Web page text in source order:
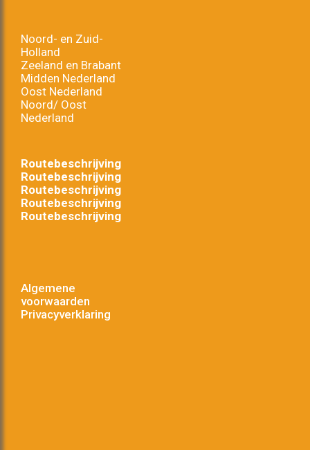
Noord- en Zuid-
Holland
Zeeland en Brabant
Midden Nederland
Oost Nederland
Noord/ Oost
Nederland
Routebeschrijving
Routebeschrijving
Routebeschrijving
Routebeschrijving
Routebeschrijving
Algemene
voorwaarden
Privacyverklaring